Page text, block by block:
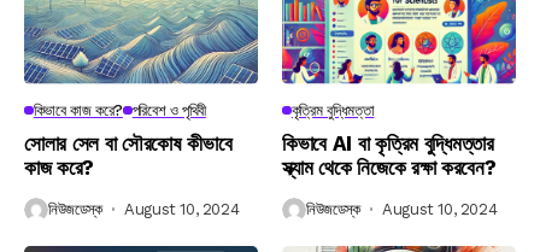
কিভাবে কাজ করে? পরিবেশ ও পৃথিবী
সোলার সেল বা সৌরকোষ কীভাবে
কাজ করে?
নিউজডেস্ক August 10, 2024
কৃত্রিম বুদ্ধিমত্তা
কিভাবে AI বা কৃত্রিম বুদ্ধিমত্তার
স্ক্যাম থেকে নিজেকে রক্ষা করবেন?
নিউজডেস্ক August 10, 2024